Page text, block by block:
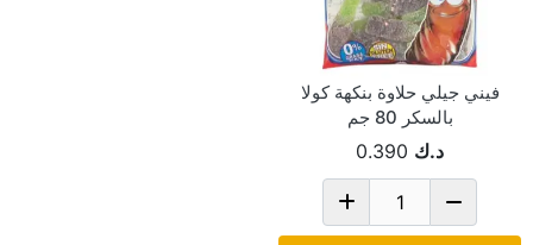
فيني جيلي حلاوة بنكهة كولا
بالسكر 80 جم
د.ك 0.390